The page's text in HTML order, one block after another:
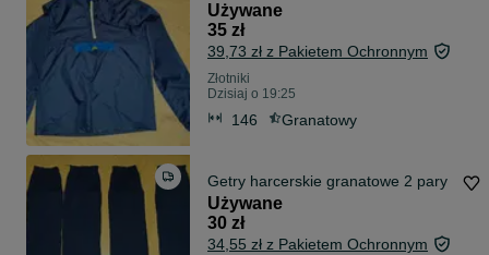
Używane
35 zł
39,73 zł z Pakietem Ochronnym
Złotniki
Dzisiaj o 19:25
146 Granatowy
Getry harcerskie granatowe 2 pary
Używane
30 zł
34,55 zł z Pakietem Ochronnym